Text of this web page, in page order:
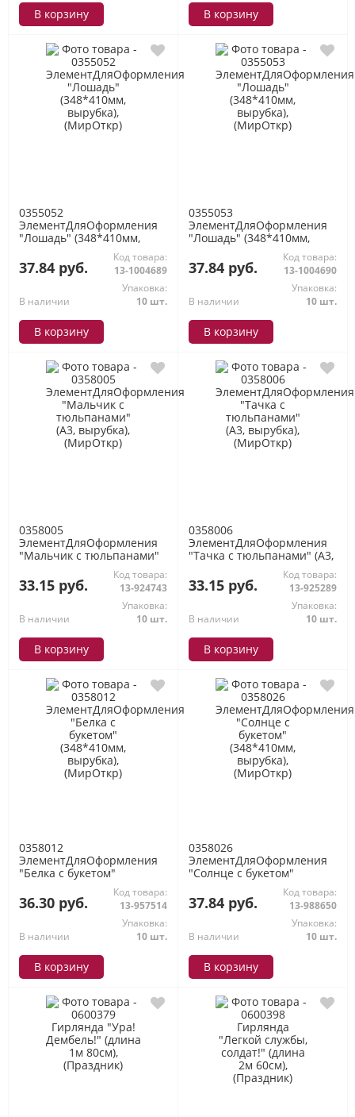
В корзину В корзину
0355052
ЭлементДляОформления
"Лошадь" (348*410мм,
вырубка), (МирОткр)
37.84 руб.
Код товара:
13-1004689
В наличии
Упаковка:
10 шт.
В корзину
0355053
ЭлементДляОформления
"Лошадь" (348*410мм,
вырубка), (МирОткр)
37.84 руб.
Код товара:
13-1004690
В наличии
Упаковка:
10 шт.
В корзину
0358005
ЭлементДляОформления
"Мальчик с тюльпанами"
(А3, вырубка), (МирОткр)
33.15 руб.
Код товара:
13-924743
В наличии
Упаковка:
10 шт.
В корзину
0358006
ЭлементДляОформления
"Тачка с тюльпанами" (А3,
вырубка), (МирОткр)
33.15 руб.
Код товара:
13-925289
В наличии
Упаковка:
10 шт.
В корзину
0358012
ЭлементДляОформления
"Белка с букетом"
(348*410мм, вырубка),
(МирОткр)
36.30 руб.
Код товара:
13-957514
В наличии
Упаковка:
10 шт.
В корзину
0358026
ЭлементДляОформления
"Солнце с букетом"
(348*410мм, вырубка),
(МирОткр)
37.84 руб.
Код товара:
13-988650
В наличии
Упаковка:
10 шт.
В корзину